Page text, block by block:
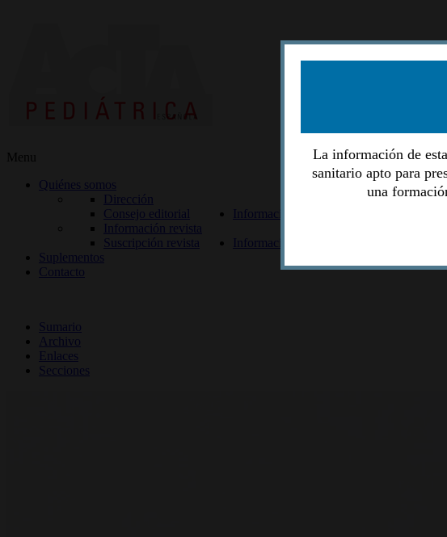
Menu
Quiénes somos
Dirección
Consejo editorial
Información lectores
Información revista
Suscripción revista
Información autores
Suplementos
Contacto
Sumario
Archivo
Enlaces
Secciones
La información de
sanitario apto para
una